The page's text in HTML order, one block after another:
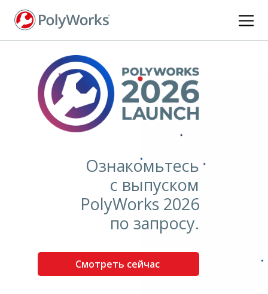
Перейти
Ознакомьтесь
с выпуском
PolyWorks 2026
по запросу.
Смотреть сейчас